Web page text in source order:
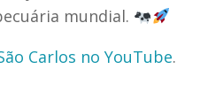
mundial.
Carlos no YouTube.